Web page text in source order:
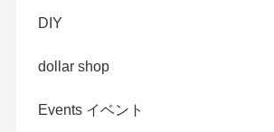
DIY
dollar shop
Events イベント